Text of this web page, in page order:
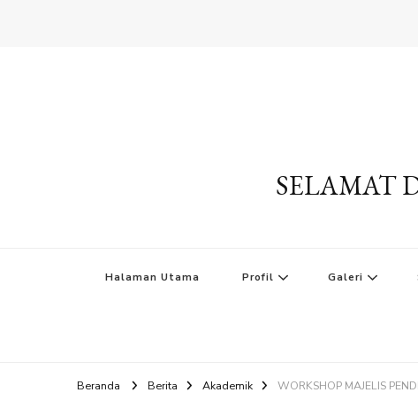
SELAMAT
Halaman Utama Profil Galeri
Beranda Berita Akademik WORKSHOP MAJELIS